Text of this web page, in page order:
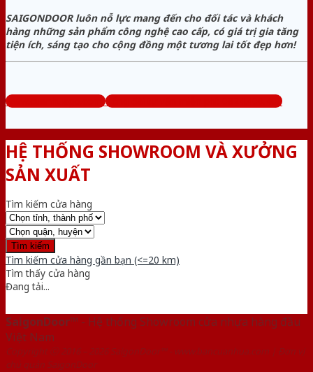
SAIGONDOOR luôn nỗ lực mang đến cho đối tác và khách
hàng những sản phẩm công nghệ cao cấp, có giá trị gia tăng
tiện ích, sáng tạo cho cộng đồng một tương lai tốt đẹp hơn!
www.cuanhuago.com Tổng đài tư vấn miễn phí: 0824.400.400
HỆ THỐNG SHOWROOM VÀ XƯỞNG
SẢN XUẤT
Tìm kiếm cửa hàng
Tìm kiếm cửa hàng gần bạn (<=20 km)
Tìm thấy cửa hàng
Đang tải...
SaigonDoor™ - Hệ thống Showroom cửa nhựa hàng đầu
Việt Nam
Copyright ⓒ 2016 – 2026 SaigonDoor™ - www.bancuanhua.com | Đơn vị
chủ quản SaigonDoor